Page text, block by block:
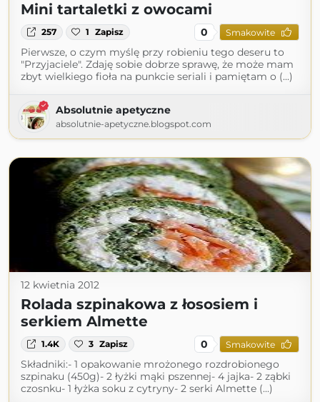
Mini tartaletki z owocami
257 1 Zapisz 0 Smakowite
Pierwsze, o czym myślę przy robieniu tego deseru to
"Przyjaciele". Zdaję sobie dobrze sprawę, że może mam
zbyt wielkiego fioła na punkcie seriali i pamiętam o (...)
Absolutnie apetyczne
absolutnie-apetyczne.blogspot.com
12 kwietnia 2012
Rolada szpinakowa z łososiem i
serkiem Almette
1.4K 3 Zapisz 0 Smakowite
Składniki:- 1 opakowanie mrożonego rozdrobionego
szpinaku (450g)- 2 łyżki mąki pszennej- 4 jajka- 2 ząbki
czosnku- 1 łyżka soku z cytryny- 2 serki Almette (...)